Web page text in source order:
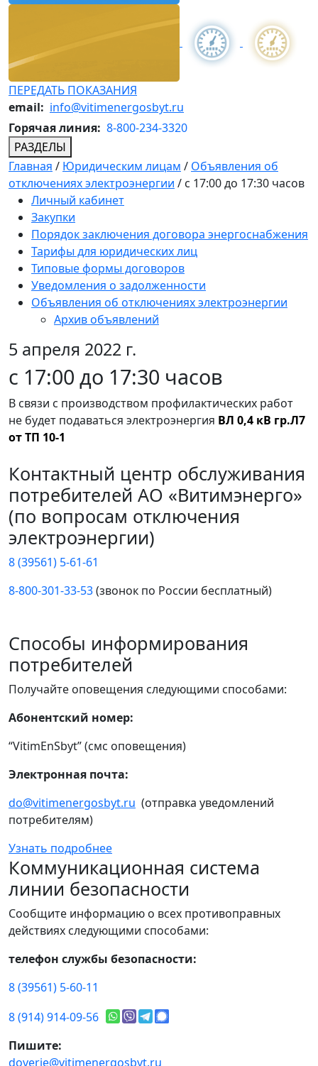
ПЕРЕДАТЬ ПОКАЗАНИЯ
email: info@vitimenergosbyt.ru
Горячая линия: 8-800-234-3320
РАЗДЕЛЫ
Главная / Юридическим лицам / Объявления об
отключениях электроэнергии / с 17:00 до 17:30 часов
Личный кабинет
Закупки
Порядок заключения договора энергоснабжения
Тарифы для юридических лиц
Типовые формы договоров
Уведомления о задолженности
Объявления об отключениях электроэнергии
Архив объявлений
5 апреля 2022 г.
с 17:00 до 17:30 часов
В связи с производством профилактических работ
не будет подаваться электроэнергия ВЛ 0,4 кВ гр.Л7
от ТП 10-1
Контактный центр обслуживания
потребителей АО «Витимэнерго»
(по вопросам отключения
электроэнергии)
8 (39561) 5-61-61
8-800-301-33-53(звонок по России бесплатный)
Способы информирования
потребителей
Получайте оповещения следующими способами:
Абонентский номер:
“VitimEnSbyt” (смс оповещения)
Электронная почта:
do@vitimenergosbyt.ru (отправка уведомлений
потребителям)
Узнать подробнее
Коммуникационная система
линии безопасности
Сообщите информацию о всех противоправных
действиях следующими способами:
телефон службы безопасности:
8 (39561) 5-60-11
8 (914) 914-09-56
Пишите:
doverie@vitimenergosbyt.ru